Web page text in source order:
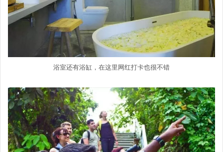
浴室还有浴缸，在这里网红打卡也很不错